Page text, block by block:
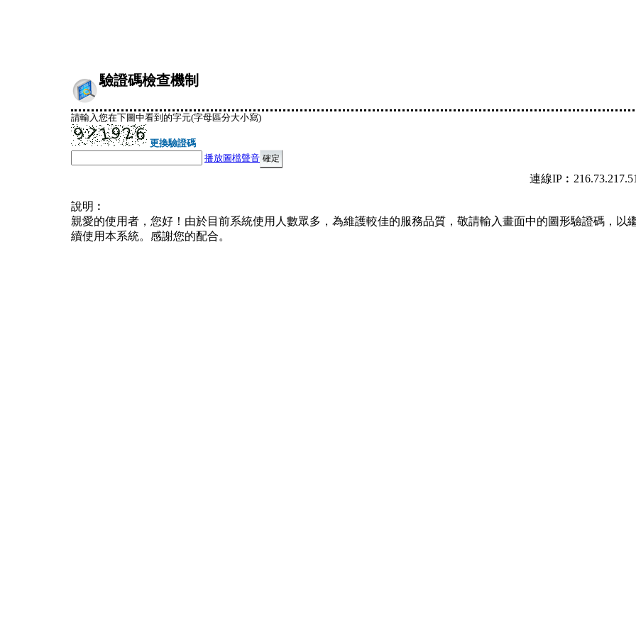
驗證碼檢查機制
請輸入您在下圖中看到的字元(字母區分大小寫)
更換驗證碼
播放圖檔聲音
連線
說明︰
親愛的使用者，您好！由於目前系統使用人數眾多，為維護較佳的服務品質，敬請輸入畫面中的圖形驗證碼，以
續使用本系統。感謝您的配合。